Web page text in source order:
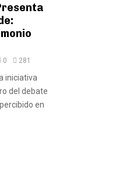
0 281
iniciativa
del debate
en